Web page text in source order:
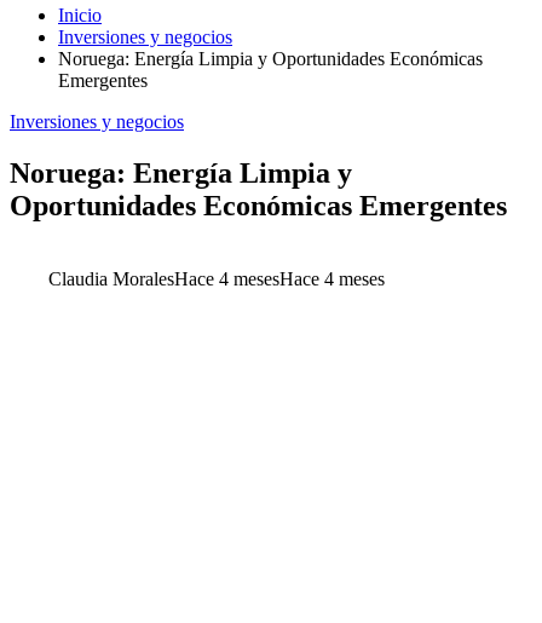
Inicio
Inversiones y negocios
Noruega: Energía Limpia y Oportunidades Económicas
Emergentes
Inversiones y negocios
Noruega: Energía Limpia y
Oportunidades Económicas Emergentes
Claudia MoralesHace 4 mesesHace 4 meses